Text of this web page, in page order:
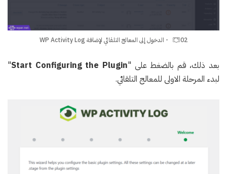
02 - الدخول إلى المعالج التلقائي لإضافة WP Activity Log
بعد ذلك، قم بالضغط على "Start Configuring the Plugin
"
لبدء المرحلة الاولى للمعالج التلقائي.